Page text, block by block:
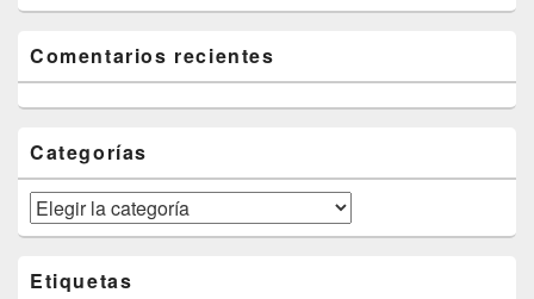
Comentarios recientes
Categorías
Categorías
Etiquetas